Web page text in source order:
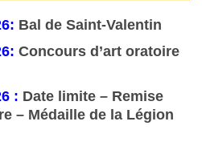
Bal de Saint-Valentin
Concours d’art oratoire
: Date limite – Remise
– Médaille de la Légion